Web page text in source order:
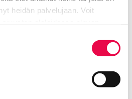
heidän palvelujaan. Voit
valikkoa